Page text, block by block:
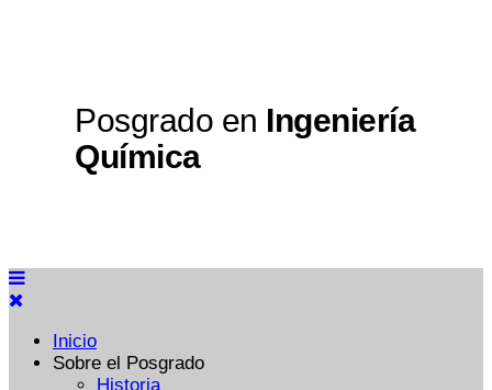
Posgrado en Ingeniería
Química
Inicio
Sobre el Posgrado
Historia